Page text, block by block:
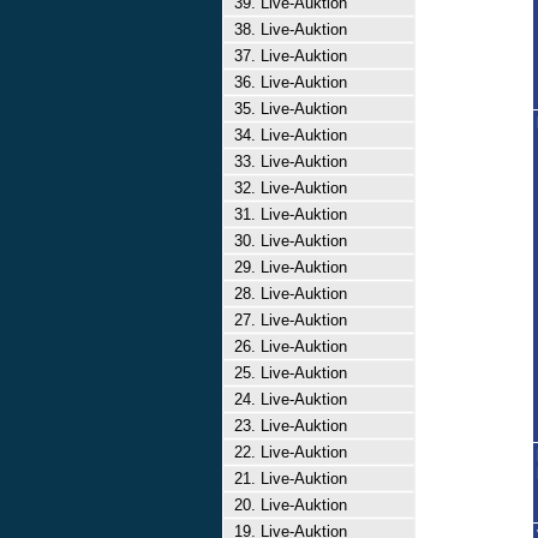
38. Live-Auktion
37. Live-Auktion
36. Live-Auktion
35. Live-Auktion
34. Live-Auktion
33. Live-Auktion
32. Live-Auktion
31. Live-Auktion
30. Live-Auktion
29. Live-Auktion
28. Live-Auktion
27. Live-Auktion
26. Live-Auktion
25. Live-Auktion
24. Live-Auktion
23. Live-Auktion
22. Live-Auktion
21. Live-Auktion
20. Live-Auktion
19. Live-Auktion